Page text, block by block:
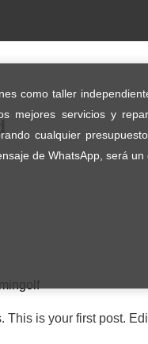
This is your first post.
como taller
mejores servicios y
cualquier
de WhatsApp, será un